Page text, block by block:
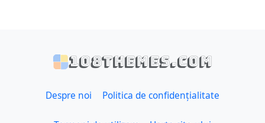
108themes.com
Despre noi Politica de confidențialitate